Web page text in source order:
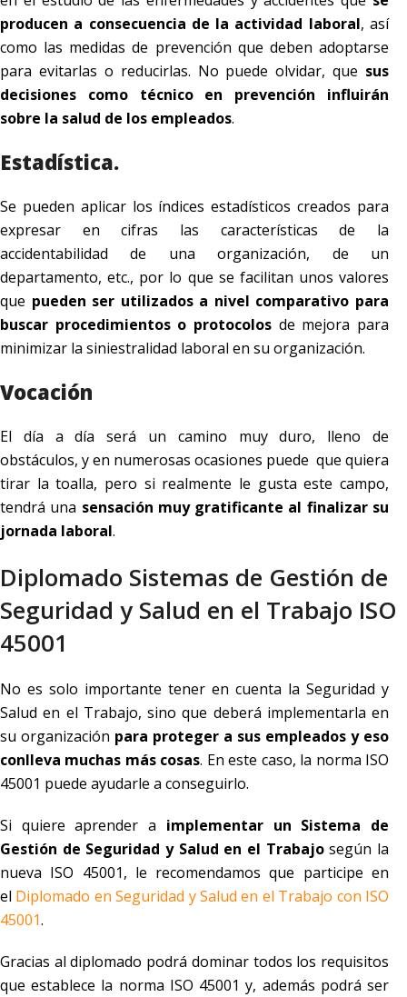
producen a consecuencia de la actividad laboral, así
como las medidas de prevención que deben adoptarse
para evitarlas o reducirlas. No puede olvidar, que sus
decisiones como técnico en prevención influirán
sobre la salud de los empleados.
Estadística.
Se pueden aplicar los índices estadísticos creados para
expresar en cifras las características de la
accidentabilidad de una organización, de un
departamento, etc., por lo que se facilitan unos valores
que pueden ser utilizados a nivel comparativo para
buscar procedimientos o protocolos de mejora para
minimizar la siniestralidad laboral en su organización.
Vocación
El día a día será un camino muy duro, lleno de
obstáculos, y en numerosas ocasiones puede que quiera
tirar la toalla, pero si realmente le gusta este campo,
tendrá una sensación muy gratificante al finalizar su
jornada laboral.
Diplomado Sistemas de Gestión de
Seguridad y Salud en el Trabajo ISO
45001
No es solo importante tener en cuenta la Seguridad y
Salud en el Trabajo, sino que deberá implementarla en
su organización para proteger a sus empleados y eso
conlleva muchas más cosas. En este caso, la norma ISO
45001 puede ayudarle a conseguirlo.
Si quiere aprender a implementar un Sistema de
Gestión de Seguridad y Salud en el Trabajosegún la
nueva ISO 45001, le recomendamos que participe en
el Diplomado en Seguridad y Salud en el Trabajo con ISO
45001.
Gracias al diplomado podrá dominar todos los requisitos
que establece la norma ISO 45001 y, además podrá ser